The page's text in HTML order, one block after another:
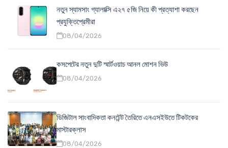
নতুন স্যামসাং গ্যালাক্সি এ২৭ ৫জি নিয়ে কী প্রত্যাশা করছেন
প্রযুক্তিপ্রেমীরা
08/04/2026
কসপেটের নতুন দুটি স্মার্টওয়াচ আনল মোশন ভিউ
08/04/2026
ডিজিটাল সাংবাদিকতা কনটেন্ট তৈরিতে এনএসইউতে টিকটকের
মাস্টারক্লাস
08/04/2026